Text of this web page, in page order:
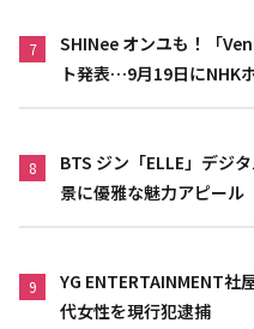
7
SHINee オンユも！「
ト発表…9月19日にNHK
8
BTS ジン「ELLE」デジ
景に優雅な魅力アピール
9
YG ENTERTAINMENT
代女性を現行犯逮捕